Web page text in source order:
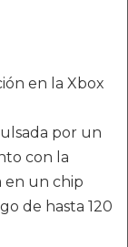
en la Xbox
por un
con la
en un chip
de hasta 120